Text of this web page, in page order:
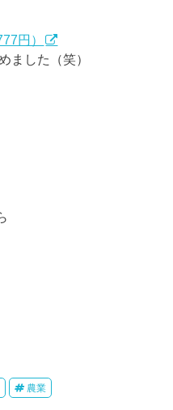
円）
ました（笑）
農業